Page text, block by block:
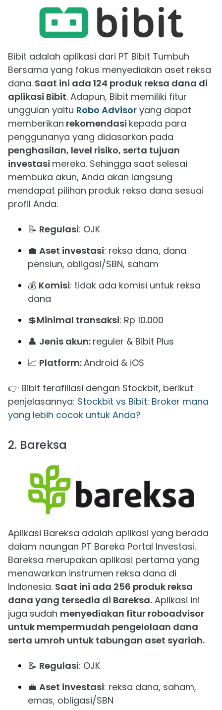
Bibit adalah aplikasi dari PT Bibit Tumbuh
Bersama yang fokus menyediakan aset reksa
dana. Saat ini ada 124 produk reksa dana di
aplikasi Bibit. Adapun, Bibit memiliki fitur
unggulan yaitu Robo Advisor yang dapat
memberikan rekomendasi kepada para
penggunanya yang didasarkan pada
penghasilan, level risiko, serta tujuan
investasi mereka. Sehingga saat selesai
membuka akun, Anda akan langsung
mendapat pilihan produk reksa dana sesuai
profil Anda.
📝 Regulasi: OJK
💼 Aset investasi: reksa dana, dana
pensiun, obligasi/SBN, saham
💰 Komisi: tidak ada komisi untuk reksa
dana
💲Minimal transaksi: Rp 10.000
👤 Jenis akun: reguler & Bibit Plus
📈 Platform:Android & iOS
👉 Bibit terafiliasi dengan Stockbit, berikut
penjelasannya: Stockbit vs Bibit: Broker mana
yang lebih cocok untuk Anda?
2. Bareksa
Aplikasi Bareksa adalah aplikasi yang berada
dalam naungan PT Bareka Portal Investasi.
Bareksa merupakan aplikasi pertama yang
menawarkan instrumen reksa dana di
Indonesia. Saat ini ada 256 produk reksa
dana yang tersedia di Bareksa. Aplikasi ini
juga sudah menyediakan fitur roboadvisor
untuk mempermudah pengelolaan dana
serta umroh untuk tabungan aset syariah.
📝 Regulasi: OJK
💼 Aset investasi: reksa dana, saham,
emas, obligasi/SBN